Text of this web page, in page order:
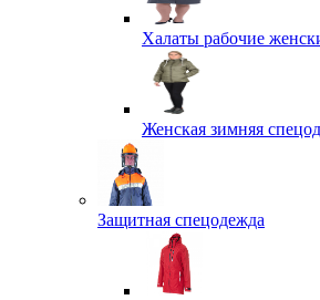
Халаты рабочие
Женская зимняя
Защитная спецодежда